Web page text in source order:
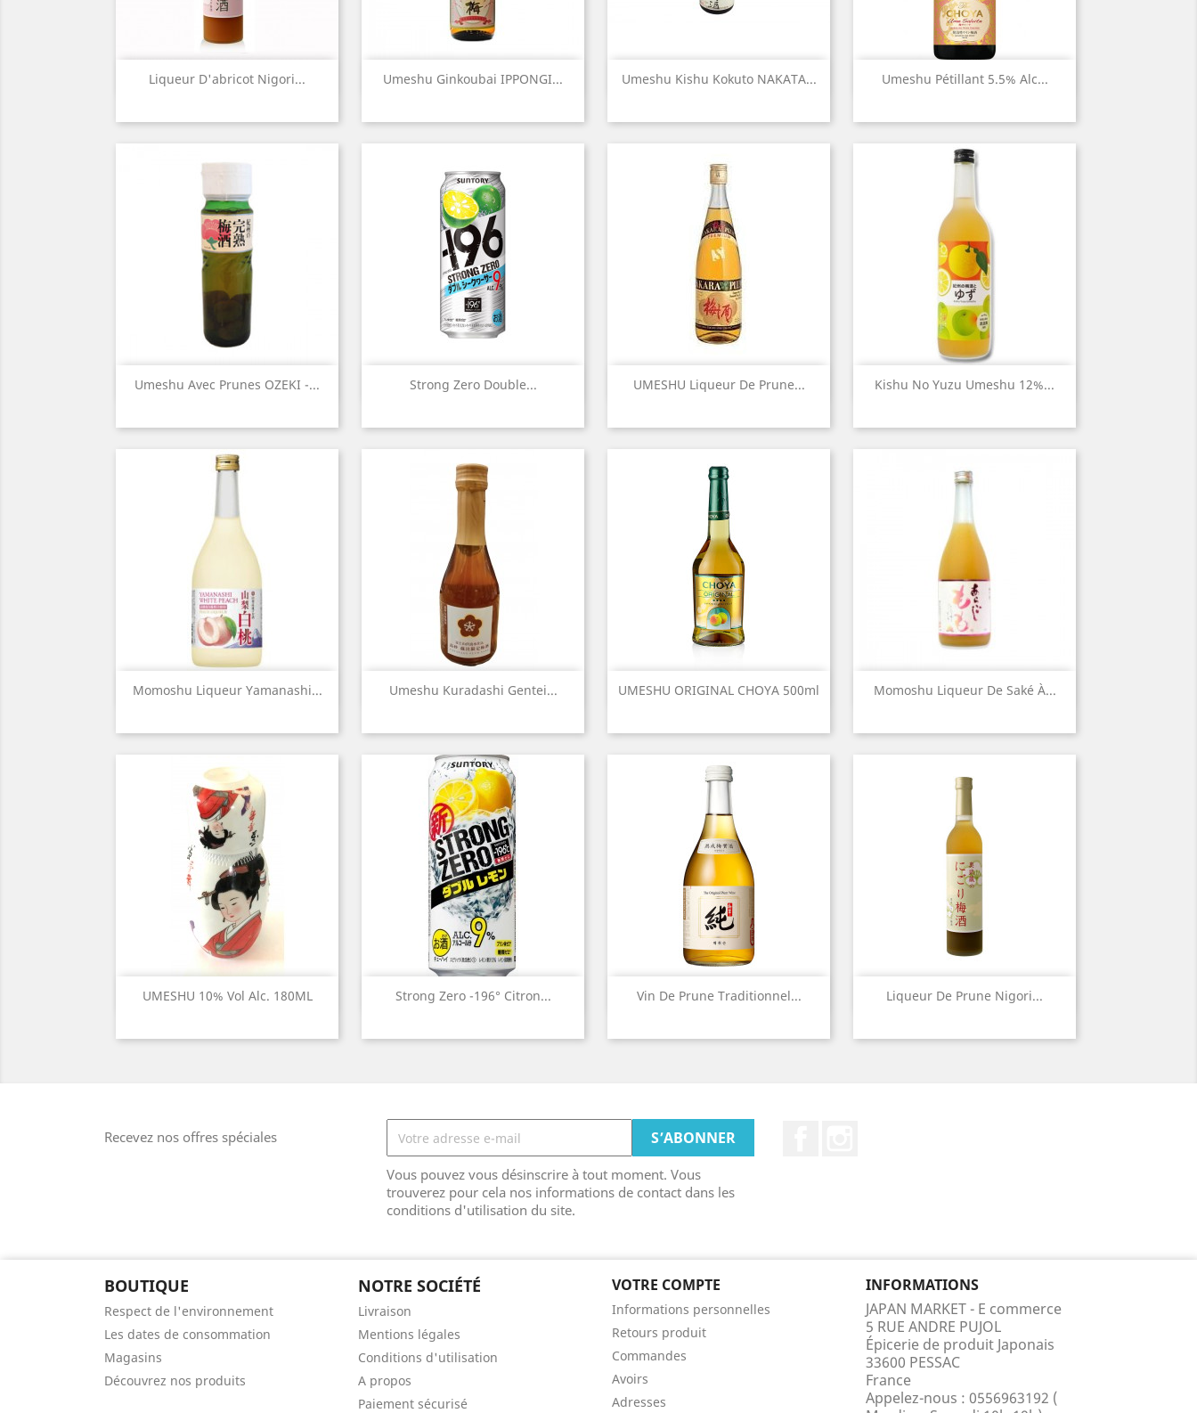
Liqueur D'abricot Nigori...
Aperçu rapide Umeshu Ginkoubai IPPONGI...
 Aperçu rapide Umeshu Kishu Kokuto NAKATA...
Aperçu rapide Umeshu Pétillant 5.5% Alc...
Aperçu rapide
Umeshu Avec Prunes OZEKI -...
Aperçu rapide Strong Zero Double...
Aperçu rapide UMESHU Liqueur De Prune...
Aperçu rapide Kishu No Yuzu Umeshu 12%...
Aperçu rapide
Momoshu Liqueur Yamanashi...
Aperçu rapide Umeshu Kuradashi Gentei...
Aperçu rapide UMESHU ORIGINAL CHOYA 500ml
Aperçu rapide Momoshu Liqueur De Saké À...
Aperçu rapide
UMESHU 10% Vol Alc. 180ML
Aperçu rapide Strong Zero -196° Citron...
Aperçu rapide Vin De Prune Traditionnel...
Aperçu rapide Liqueur De Prune Nigori...
Aperçu rapide
Recevez nos offres spéciales
Vous pouvez vous désinscrire à tout moment. Vous
trouverez pour cela nos informations de contact dans les
conditions d'utilisation du site.
BOUTIQUE
Respect de l'environnement
Les dates de consommation
Magasins
Découvrez nos produits
NOTRE SOCIÉTÉ
Livraison
Mentions légales
Conditions d'utilisation
A propos
Paiement sécurisé
VOTRE COMPTE
Informations personnelles
Retours produit
Commandes
Avoirs
Adresses
INFORMATIONS
JAPAN MARKET - E commerce
5 RUE ANDRE PUJOL
Épicerie de produit Japonais
33600 PESSAC
France
Appelez-nous : 0556963192 (